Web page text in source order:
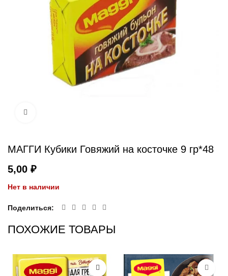
МАГГИ Кубики Говяжий на косточке 9 гр*48
₽
Нет в наличии
Поделиться
ПОХОЖИЕ ТОВАРЫ